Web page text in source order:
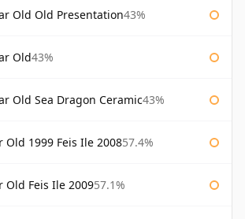
Old Old Presentation43%
Old43%
Old Sea Dragon Ceramic43%
Old 1999 Feis Ile 200857.4%
Old Feis Ile 200957.1%